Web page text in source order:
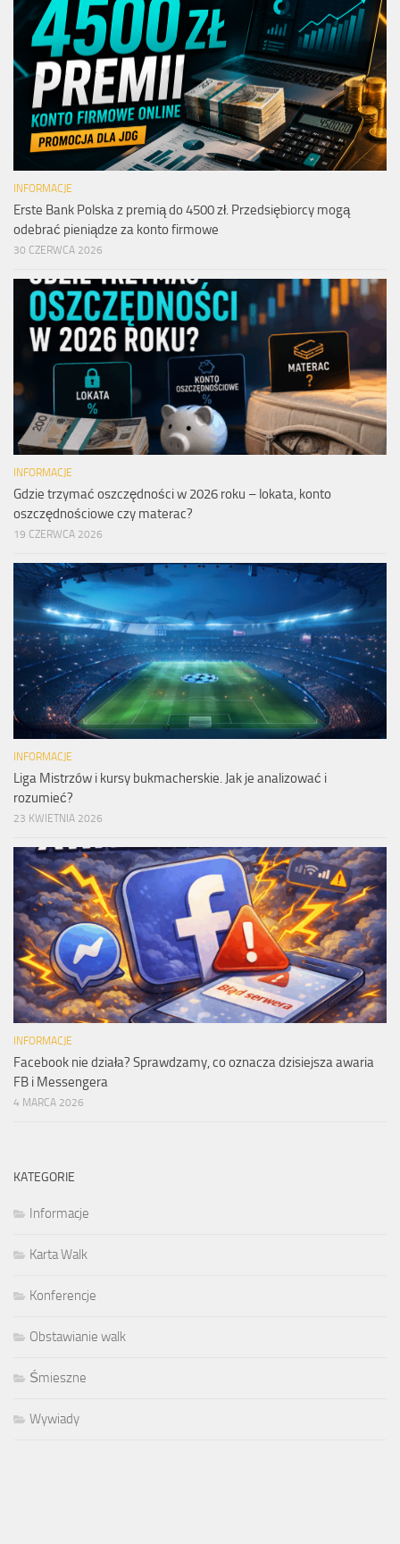
INFORMACJE
Erste Bank Polska z premią do 4500 zł. Przedsiębiorcy mogą
odebrać pieniądze za konto firmowe
30 CZERWCA 2026
INFORMACJE
Gdzie trzymać oszczędności w 2026 roku – lokata, konto
oszczędnościowe czy materac?
19 CZERWCA 2026
INFORMACJE
Liga Mistrzów i kursy bukmacherskie. Jak je analizować i
rozumieć?
23 KWIETNIA 2026
INFORMACJE
Facebook nie działa? Sprawdzamy, co oznacza dzisiejsza awaria
FB i Messengera
4 MARCA 2026
KATEGORIE
Informacje
Karta Walk
Konferencje
Obstawianie walk
Śmieszne
Wywiady